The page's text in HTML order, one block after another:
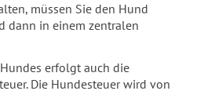
müssen Sie den Hund
dann in einem zentralen
erfolgt auch die
Die Hundesteuer wird von